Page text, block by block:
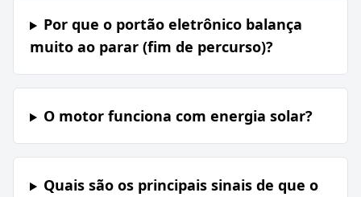
Por que o portão eletrônico balança
muito ao parar (fim de percurso)?
O motor funciona com energia solar?
Quais são os principais sinais de que o